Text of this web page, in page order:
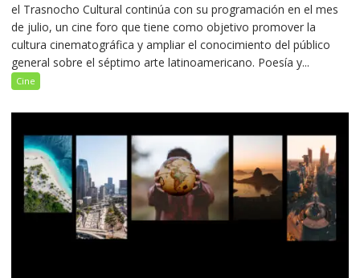
el Trasnocho Cultural continúa con su programación en el mes
de julio, un cine foro que tiene como objetivo promover la
cultura cinematográfica y ampliar el conocimiento del público
general sobre el séptimo arte latinoamericano. Poesía y...
Cine